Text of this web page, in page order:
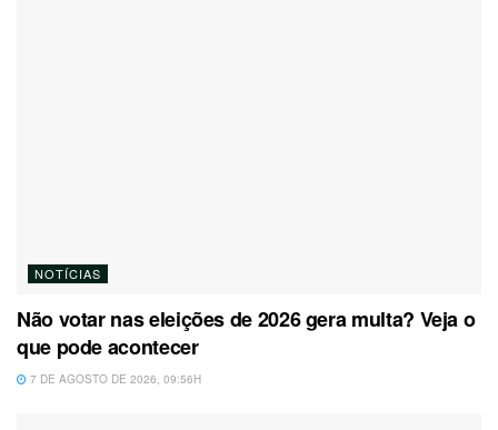
NOTÍCIAS
Não votar nas eleições de 2026 gera multa? Veja o
que pode acontecer
7 DE AGOSTO DE 2026, 09:56H